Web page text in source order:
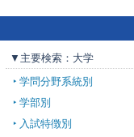
▼主要検索：大学
学問分野系統別
学部別
入試特徴別